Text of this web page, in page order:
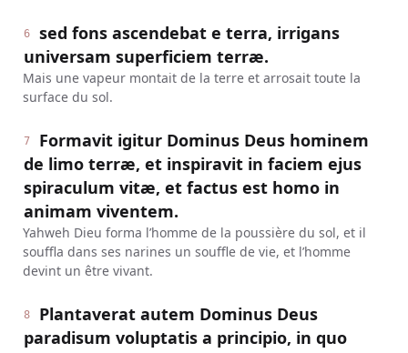
6
sed fons ascendebat e terra, irrigans
universam superficiem terræ.
Mais une vapeur montait de la terre et arrosait toute la
surface du sol.
7
Formavit igitur Dominus Deus hominem
de limo terræ, et inspiravit in faciem ejus
spiraculum vitæ, et factus est homo in
animam viventem.
Yahweh Dieu forma l’homme de la poussière du sol, et il
souffla dans ses narines un souffle de vie, et l’homme
devint un être vivant.
8
Plantaverat autem Dominus Deus
paradisum voluptatis a principio, in quo